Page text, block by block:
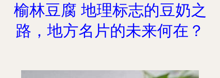
榆林豆腐 地理标志的豆奶之
路，地方名片的未来何在？